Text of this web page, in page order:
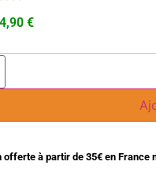
4,90 €
offerte à partir de 35€ en France